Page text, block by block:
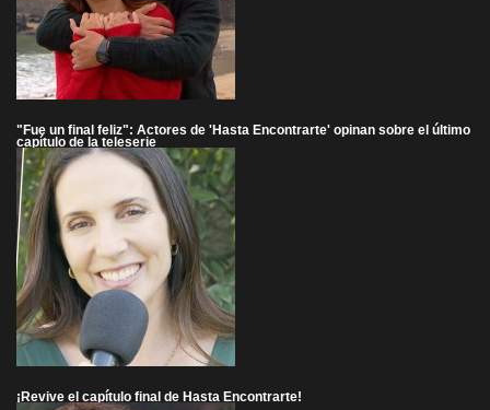
"Fue un final feliz": Actores de 'Hasta Encontrarte' opinan sobre el último
capítulo de la teleserie
¡Revive el capítulo final de Hasta Encontrarte!